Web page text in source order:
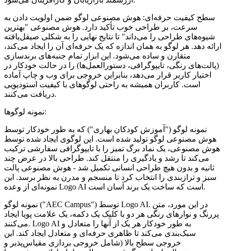
سطح کیفیت حرفه‌ای: هوش مصنوعی لوگو ضمن اولویت دادن به
سرعت، بر طراحی خوب تأکید دارد. هوش مصنوعی "بهترین
شیوه‌های طراحی را می‌داند" تا نتایج نهایی را به شکلی صیقل‌یافته
ارائه دهد. هر لوگو به همان اندازه که یک حرفه‌ای آن را ایجاد می‌کند،
متقارن و ساده می‌شود. این ابزار تمام جنبه‌های برندسازی
(پالت‌های رنگی، تایپوگرافی، دستورالعمل‌ها) را در حالت خودکار در
اختیار کاربر قرار می‌دهد، بنابراین خروجی برای وب و چاپ آماده
است. کاربران همیشه به راحتی لوگوهای با کیفیت استودیویی
دریافت می‌کنند.
نمونه لوگوها:
نمونه لوگو ("آموزش کودکان بهاری") که به طور خودکار توسط
هوش مصنوعی لوگو تولید شده است. این لوگوی ایجاد شده توسط
هوش مصنوعی، یک نماد برگ تمیز را با تایپوگرافی سفارشی ترکیب
می‌کند تا رشد و یادگیری را منتقل کند. طراحی بالا در عرض چند
ثانیه و بدون هیچ طراحی انسانی تکمیل شد - هوش مصنوعی پالت
سبز و ترازبندی را انتخاب کرد تا منسجم و مدرن به نظر برسد. این
نمونه‌ای از وعده Logo AI است که ساخت یک برند آسان است.
نمونه لوگو ("AEC Campus") توسط Logo AI. در این مورد، متن
پررنگ و نوارهای رنگی هر دو با کلیک یک دکمه، یک علامت پویا ایجاد
می‌کنند. Logo AI به طور خودکار هر یک از آنها را متعادل و
سبک‌بندی می‌کند تا ظاهری حرفه‌ای و متعادل ایجاد کند. این
خروجی سطح بالا (شامل خروجی برداری مقیاس‌پذیر و